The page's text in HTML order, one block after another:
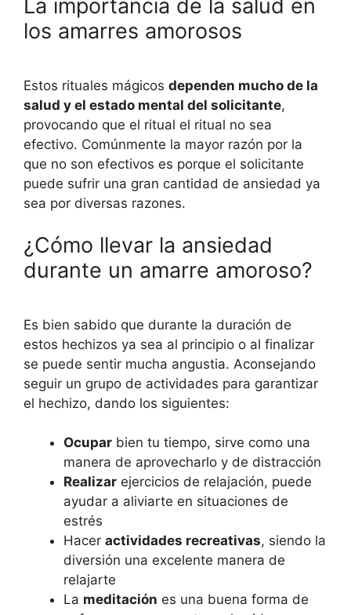
La importancia de la salud en
los amarres amorosos
Estos rituales mágicos dependen mucho de la
salud y el estado mental del solicitante,
provocando que el ritual el ritual no sea
efectivo. Comúnmente la mayor razón por la
que no son efectivos es porque el solicitante
puede sufrir una gran cantidad de ansiedad ya
sea por diversas razones.
¿Cómo llevar la ansiedad
durante un amarre amoroso?
Es bien sabido que durante la duración de
estos hechizos ya sea al principio o al finalizar
se puede sentir mucha angustia. Aconsejando
seguir un grupo de actividades para garantizar
el hechizo, dando los siguientes:
Ocupar bien tu tiempo, sirve como una
manera de aprovecharlo y de distracción
Realizar ejercicios de relajación, puede
ayudar a aliviarte en situaciones de
estrés
Hacer actividades recreativas, siendo la
diversión una excelente manera de
relajarte
La meditación es una buena forma de